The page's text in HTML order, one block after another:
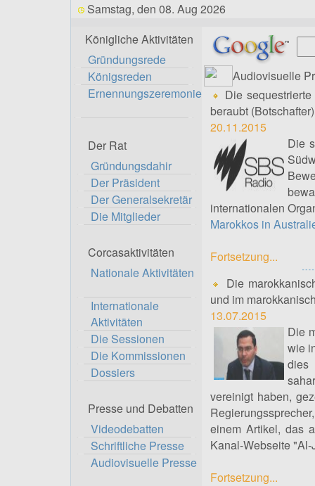
Samstag, den 08. Aug 2026
Königliche Aktivitäten
Gründungsrede
Königsreden
Ernennungszeremonie
Der Rat
Gründungsdahir
Der Präsident
Der Generalsekretär
Die Mitglieder
Corcasaktivitäten
Nationale Aktivitäten
Internationale
Aktivitäten
Die Sessionen
Die Kommissionen
Dossiers
Presse und Debatten
Videodebatten
Schriftliche Presse
Audiovisuelle Presse
Audiovisuelle
Die
beraubt (Botschafter)
20.11.2015
Die
internationalen
Marokkos in
Fortsetzung...
Die
und im
13.07.2015
Die
wie
dies
vereinigt haben,
einem Artikel, das
Kanal-Webseite
Fortsetzung...